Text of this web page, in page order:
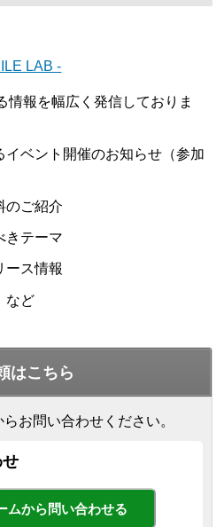
LAB -
情報を幅広く発信しておりま
イベント開催のお知らせ（参加
のご紹介
きテーマ
ース情報
など
はこちら
お問い合わせください。
ムから問い合わせる